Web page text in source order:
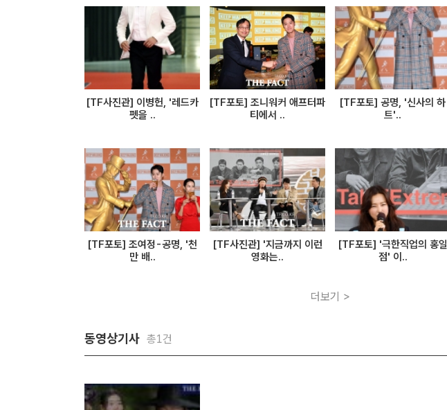
[TF사진관] 이병헌, '레드카
펫을 ..
[TF포토] 조니워커 애프터파
티에서 ..
[TF포토] 공명, '신사의 하
트'..
[TF포토] 조여정-공명, '천
만 배..
[TF사진관] '지금까지 이런
영화는..
[TF포토] '극한직업의 홍일
점' 이..
더보기 >
동영상기사 총1건